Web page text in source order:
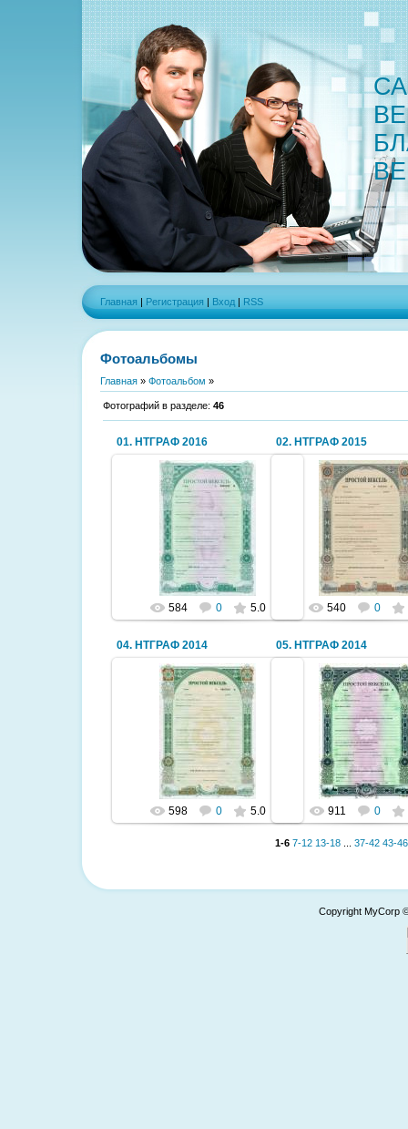
Главная | Регистрация | Вход | RSS
Фотоальбомы
Главная » Фотоальбом »
Фотографий в разделе: 46
01. НТГРАФ 2016
27.05.2016
Диалог
584 0 5.0
02. НТГРАФ 2015
21.08.2015
Диалог
540 0
04. НТГРАФ 2014
17.04.2015
Диалог
598 0 5.0
05. НТГРАФ 2014
03.03.2014
Диалог
911 0
1-6 7-12 13-18 37-42 43-46
Copyright MyCorp